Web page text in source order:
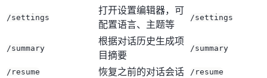
/settings
打开设置编辑器，可
配置语言、主题等
/settings
/summary
根据对话历史生成项
目摘要
/summary
/resume 恢复之前的对话会话 /resume